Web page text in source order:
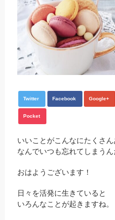
Twitter Facebook Google+
Pocket
いいことがこんなにたくさん
なんでいつも忘れてしまうん
おはようございます！
日々を活発に生きていると
いろんなことが起きますね。